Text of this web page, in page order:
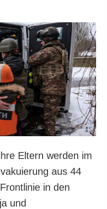
personenbezogener
Daten
LEISTUNGEN
Abonnement
Fotobank
Eltern werden im
aus 44
in den
und